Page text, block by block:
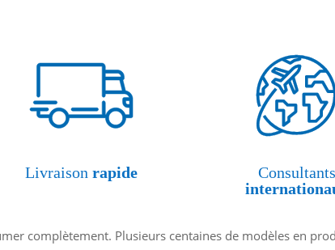
Livraisonrapide
Consultants
complètement. Plusieurs centaines de modèles en